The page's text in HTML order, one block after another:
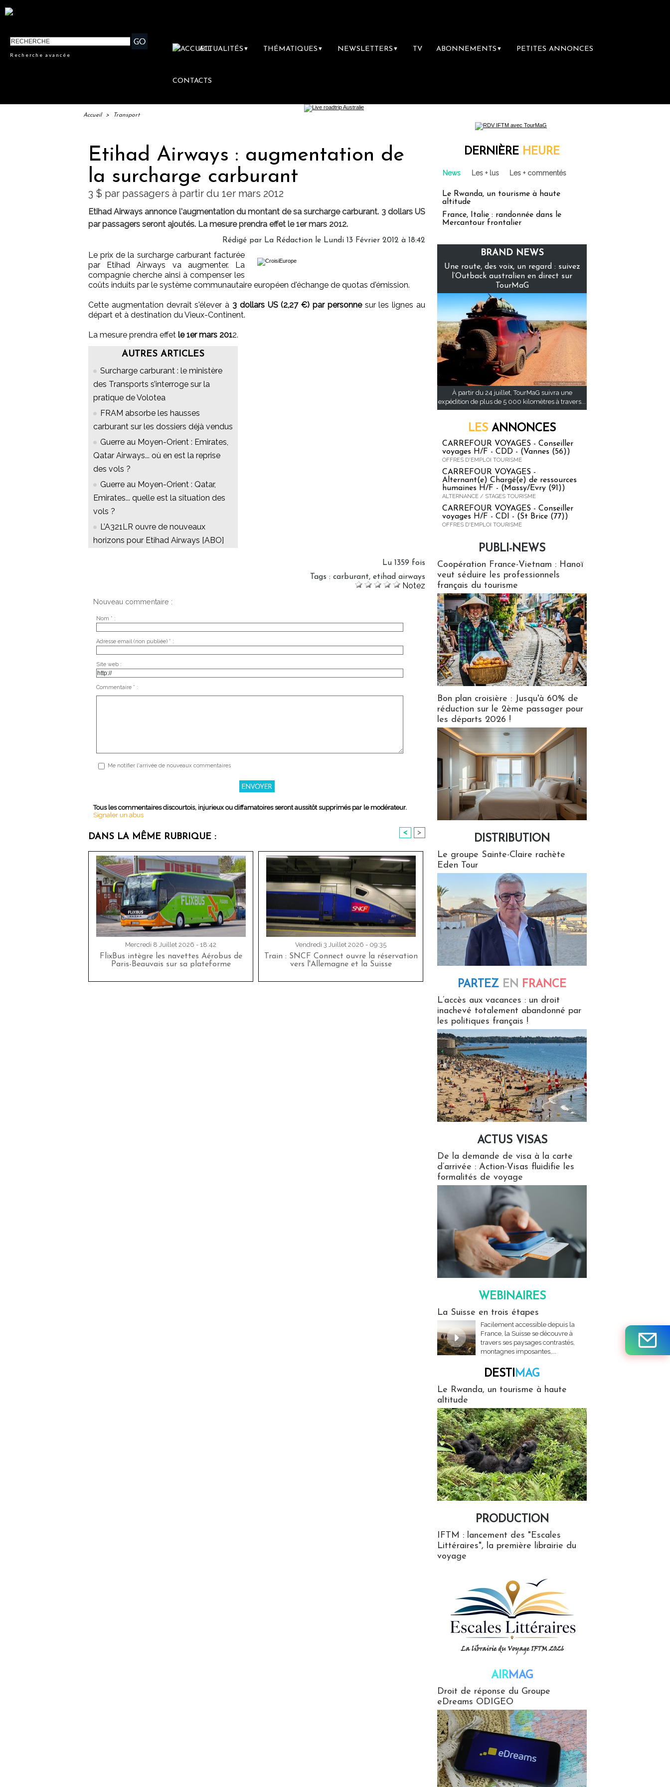
Recherche avancée
ACTUALITÉS ▼ THÉMATIQUES ▼ NEWSLETTERS ▼ TV ABONNEMENTS ▼ PETITES ANNONCES
CONTACTS
Accueil > Transport
Etihad Airways : augmentation de
la surcharge carburant
3 $ par passagers à partir du 1er mars 2012
Etihad Airways annonce l'augmentation du montant de sa surcharge carburant. 3 dollars US
par passagers seront ajoutés. La mesure prendra effet le 1er mars 2012.
Rédigé par La Rédaction le Lundi 13 Février 2012 à 18:42
Le prix de la surcharge carburant facturée
par Etihad Airways va augmenter. La
compagnie cherche ainsi à compenser les
coûts induits par le système communautaire européen d'échange de quotas d'émission.
Cette augmentation devrait s'élever à 3 dollars US (2,27 €) par personnesur les lignes au
départ et à destination du Vieux-Continent.
La mesure prendra effet le 1er mars 2012.
AUTRES ARTICLES
Surcharge carburant : le ministère
des Transports s’interroge sur la
pratique de Volotea
FRAM absorbe les hausses
carburant sur les dossiers déjà vendus
Guerre au Moyen-Orient : Emirates,
Qatar Airways... où en est la reprise
des vols ?
Guerre au Moyen-Orient : Qatar,
Emirates... quelle est la situation des
vols ?
L’A321LR ouvre de nouveaux
horizons pour Etihad Airways [ABO]
Lu 1359 fois
Tags : carburant, etihad airways
Notez
Nouveau commentaire :
Nom * :
Adresse email (non publiée) * :
Site web :
Commentaire * :
Me notifier l'arrivée de nouveaux commentaires
Tous les commentaires discourtois, injurieux ou diffamatoires seront aussitôt supprimés par le modérateur.
Signaler un abus
DANS LA MÊME RUBRIQUE : < >
Mercredi 8 Juillet 2026 - 18:42
FlixBus intègre les navettes Aérobus de
Paris-Beauvais sur sa plateforme
Vendredi 3 Juillet 2026 - 09:35
Train : SNCF Connect ouvre la réservation
vers l'Allemagne et la Suisse
DERNIÈRE HEURE
News Les + lus Les + commentés
Le Rwanda, un tourisme à haute
altitude
France, Italie : randonnée dans le
Mercantour frontalier
BRAND NEWS
Une route, des voix, un regard : suivez
l’Outback australien en direct sur
TourMaG
À partir du 24 juillet, TourMaG suivra une
expédition de plus de 5 000 kilomètres à travers...
LES ANNONCES
CARREFOUR VOYAGES - Conseiller
voyages H/F - CDD - (Vannes (56))
OFFRES D'EMPLOI TOURISME
CARREFOUR VOYAGES -
Alternant(e) Chargé(e) de ressources
humaines H/F - (Massy/Evry (91))
ALTERNANCE / STAGES TOURISME
CARREFOUR VOYAGES - Conseiller
voyages H/F - CDI - (St Brice (77))
OFFRES D'EMPLOI TOURISME
PUBLI-NEWS
Coopération France-Vietnam : Hanoï
veut séduire les professionnels
français du tourisme
Bon plan croisière : Jusqu'à 60% de
réduction sur le 2ème passager pour
les départs 2026 !
DISTRIBUTION
Le groupe Sainte-Claire rachète
Eden Tour
PARTEZ EN FRANCE
L’accès aux vacances : un droit
inachevé totalement abandonné par
les politiques français !
ACTUS VISAS
De la demande de visa à la carte
d’arrivée : Action-Visas fluidifie les
formalités de voyage
WEBINAIRES
La Suisse en trois étapes
Facilement accessible depuis la
France, la Suisse se découvre à
travers ses paysages contrastés,
montagnes imposantes,...
DESTIMAG
Le Rwanda, un tourisme à haute
altitude
PRODUCTION
IFTM : lancement des "Escales
Littéraires", la première librairie du
voyage
AIRMAG
Droit de réponse du Groupe
eDreams ODIGEO